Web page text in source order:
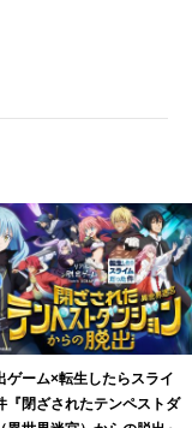
ゲーム×転生したらスライ
『閉ざされたテンペストダ